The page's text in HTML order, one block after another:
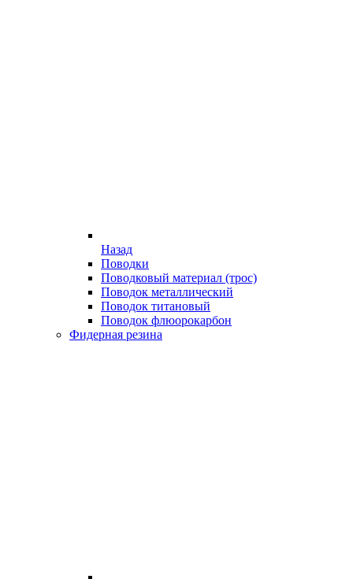
Назад
Поводки
Поводковый материал (трос)
Поводок металлический
Поводок титановый
Поводок флюорокарбон
Фидерная резина